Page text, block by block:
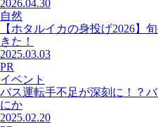
2026.04.30
自然
【ホタルイカの身投げ2026】
きた！
2025.03.03
PR
イベント
バス運転手不足が深刻に！？
にか
2025.02.20